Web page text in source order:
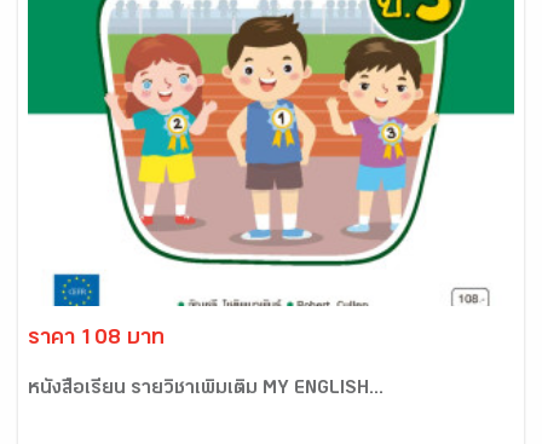
ราคา 108 บาท
หนังสือเรียน รายวิชาเพิ่มเติม MY ENGLISH...